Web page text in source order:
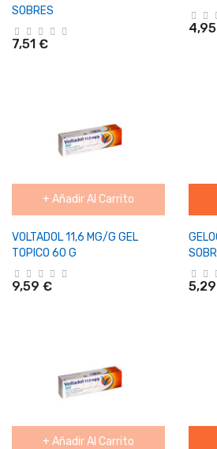
SOBRES
7,51 €
+ Añadir Al Carrito
VOLTADOL 11,6 MG/G GEL
TOPICO 60 G
9,59 €
+ Añadir Al Carrito